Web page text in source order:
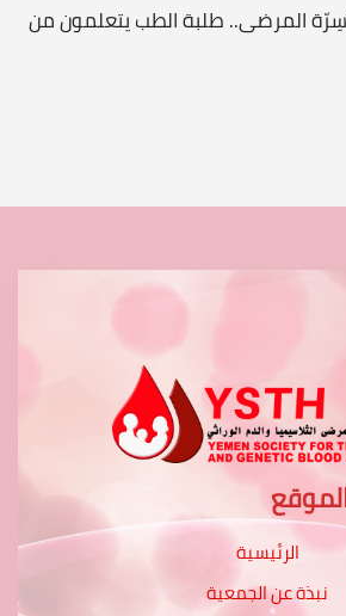
المرضى.. طلبة الطب يتعلمون من
الرئيسية
نبذة عن الجمعية